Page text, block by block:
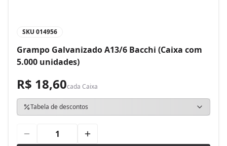
SKU 014956
Grampo Galvanizado A13/6 Bacchi (Caixa com
5.000 unidades)
R$ 18,60cada Caixa
Tabela de descontos